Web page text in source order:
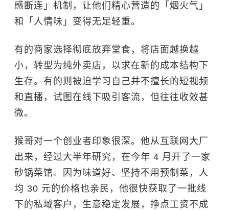
感断连」机制，让他们精心营造的「烟火气」
和「人情味」变得无足轻重。
有的商家选择彻底放弃堂食，将店面越换越
小，转型为纯外卖店，以求在新的成本结构下
生存。有的则被迫学习自己并不擅长的短视频
和直播，试图在线下吸引客流，但往往收效甚
微。
猴哥对一个创业者印象很深。他从互联网大厂
出来，经过大半年研究，在今年 4 月开了一家
砂锅菜馆。因为味道好、坚持不用预制菜，人
均 30 元的价格也亲民，他很快获取了一批线
下的私域客户，生意稳定发展，挣点工资不成